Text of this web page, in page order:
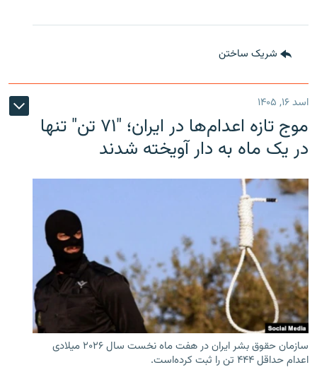
شریک ساختن
اسد ۱۶, ۱۴۰۵
موج تازه اعدام‌ها در ایران؛ "۷۱ تن" تنها
در یک ماه به دار آویخته شدند
سازمان حقوق بشر ایران در هفت ماه نخست سال ۲۰۲۶ میلادی
اعدام حداقل ۴۴۴ تن را ثبت کرده‌است.